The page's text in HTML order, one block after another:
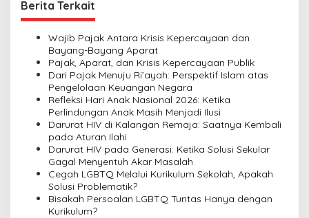
a
Berita Terkait
Wajib Pajak Antara Krisis Kepercayaan dan
Bayang-Bayang Aparat
Pajak, Aparat, dan Krisis Kepercayaan Publik
Dari Pajak Menuju Ri’ayah: Perspektif Islam atas
Pengelolaan Keuangan Negara
Refleksi Hari Anak Nasional 2026: Ketika
Perlindungan Anak Masih Menjadi Ilusi
Darurat HIV di Kalangan Remaja: Saatnya Kembali
pada Aturan Ilahi
Darurat HIV pada Generasi: Ketika Solusi Sekular
Gagal Menyentuh Akar Masalah
Cegah LGBTQ Melalui Kurikulum Sekolah, Apakah
Solusi Problematik?
Bisakah Persoalan LGBTQ Tuntas Hanya dengan
Kurikulum?